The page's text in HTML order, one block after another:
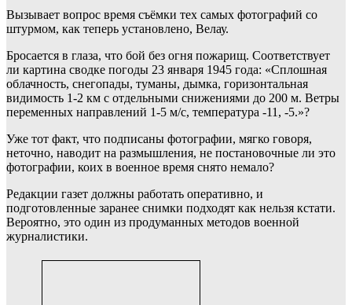
Вызывает вопрос время съёмки тех самых фотографий со
штурмом, как теперь установлено, Велау.
Бросается в глаза, что бой без огня пожарищ. Соответствует
ли картина сводке погоды 23 января 1945 года: «Сплошная
облачность, снегопады, туманы, дымка, горизонтальная
видимость 1-2 км с отдельными снижениями до 200 м. Ветры
переменных направлений 1-5 м/с, температура -11, -5.»?
Уже тот факт, что подписаны фотографии, мягко говоря,
неточно, наводит на размышления, не постановочные ли это
фотографии, коих в военное время снято немало?
Редакции газет должны работать оперативно, и
подготовленные заранее снимки подходят как нельзя кстати.
Вероятно, это один из продуманных методов военной
журналистики.